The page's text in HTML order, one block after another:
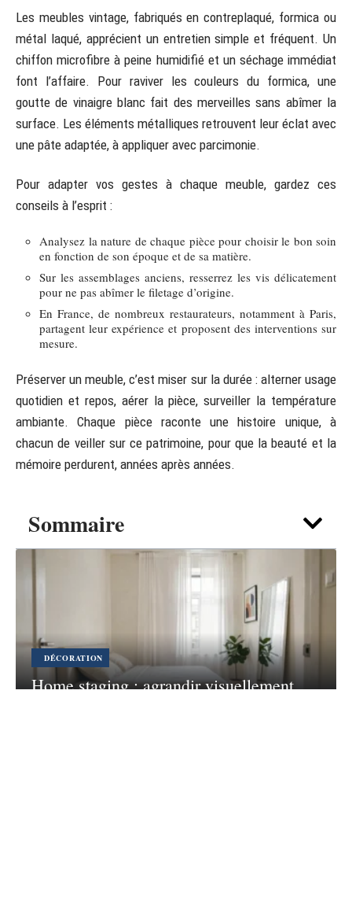
Sommaire
DÉCORATION
Home staging : agrandir visuellement
Les meubles vintage, fabriqués en contreplaqué, formica ou
métal laqué, apprécient un entretien simple et fréquent. Un
chiffon microfibre à peine humidifié et un séchage immédiat
font l’affaire. Pour raviver les couleurs du formica, une
goutte de vinaigre blanc fait des merveilles sans abîmer la
surface. Les éléments métalliques retrouvent leur éclat avec
une pâte adaptée, à appliquer avec parcimonie.
Pour adapter vos gestes à chaque meuble, gardez ces
conseils à l’esprit :
Analysez la nature de chaque pièce pour choisir le bon soin
en fonction de son époque et de sa matière.
Sur les assemblages anciens, resserrez les vis délicatement
pour ne pas abîmer le filetage d’origine.
En France, de nombreux restaurateurs, notamment à Paris,
partagent leur expérience et proposent des interventions sur
mesure.
Préserver un meuble, c’est miser sur la durée : alterner usage
quotidien et repos, aérer la pièce, surveiller la température
ambiante. Chaque pièce raconte une histoire unique, à
chacun de veiller sur ce patrimoine, pour que la beauté et la
mémoire perdurent, années après années.